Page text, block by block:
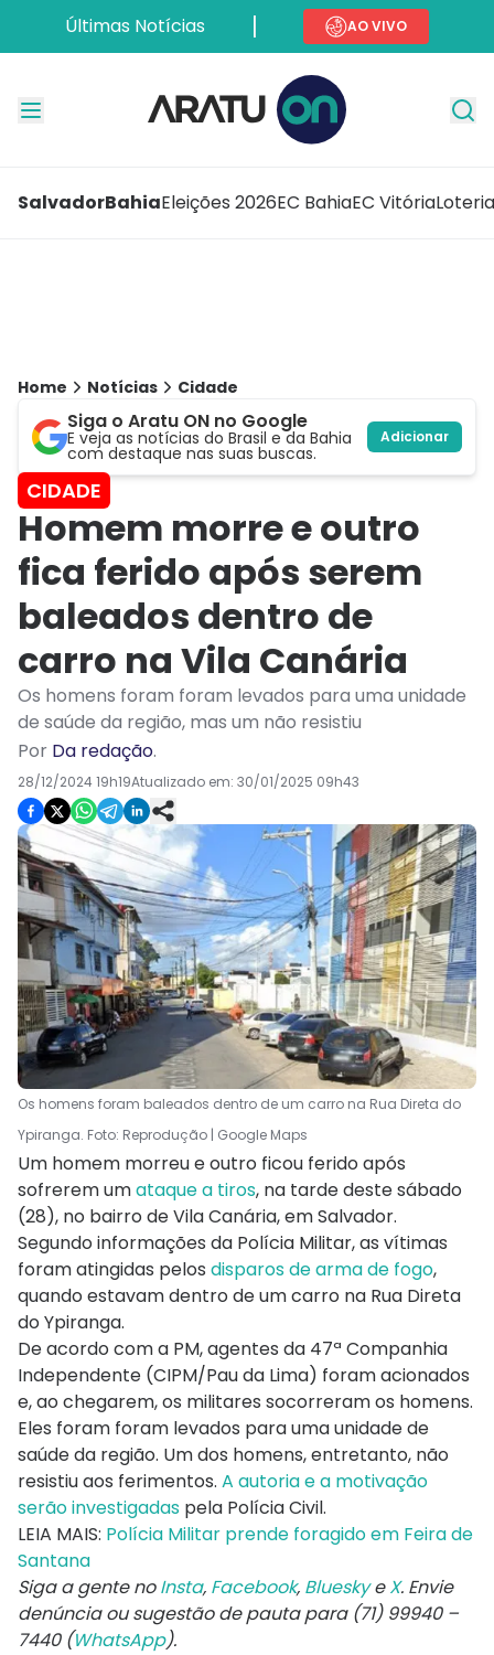
Últimas Notícias AO VIVO
SalvadorBahiaEleições 2026EC BahiaEC Vitória
Home Notícias Cidade
Siga o Aratu ON no Google
E veja as notícias do Brasil e da Bahia
com destaque nas suas buscas.
Adicionar
CIDADE
Homem morre e outro
fica ferido após serem
baleados dentro de
carro na Vila Canária
Os homens foram foram levados para uma unidade
de saúde da região, mas um não resistiu
Por Da redação.
28/12/2024 19h19Atualizado em: 30/01/2025 09h43
Os homens foram baleados dentro de um carro na Rua Direta do
Ypiranga. Foto: Reprodução | Google Maps
Um homem morreu e outro ficou ferido após
sofrerem umataque a tiros, na tarde deste sábado
(28), no bairro de Vila Canária, em Salvador.
Segundo informações da Polícia Militar, as vítimas
foram atingidas pelos disparos de arma de fogo,
quando estavam dentro de um carro na Rua Direta
do Ypiranga.
De acordo com a PM, agentes da 47ª Companhia
Independente (CIPM/Pau da Lima) foram acionados
e, ao chegarem, os militares socorreram os homens.
Eles foram foram levados para uma unidade de
saúde da região. Um dos homens, entretanto, não
resistiu aos ferimentos. A autoria e a motivação
serão investigadas pela Polícia Civil.
LEIA MAIS: Polícia Militar prende foragido em Feira de
Santana
Siga a gente noInsta, Facebook, BlueskyeX. Envie
denúncia ou sugestão de pauta para (71) 99940 –
7440 (WhatsApp).